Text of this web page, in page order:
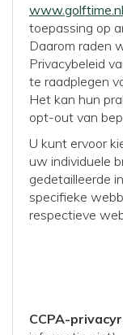
toepassing op
Daarom raden
Privacybeleid
te raadplegen
Het kan hun
opt-out van
U kunt ervoor
uw individuele
gedetailleerde
specifieke
respectieve
CCPA-